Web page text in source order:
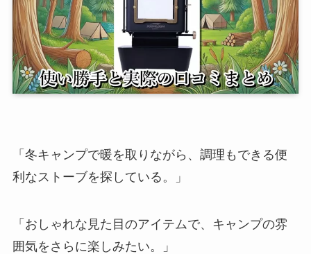
「冬キャンプで暖を取りながら、調理もできる便
利なストーブを探している。」
「おしゃれな見た目のアイテムで、キャンプの雰
囲気をさらに楽しみたい。」